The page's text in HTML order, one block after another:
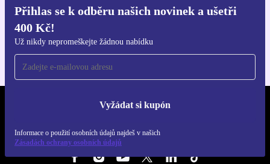
Přihlas se k odběru našich novinek a ušetři
400 Kč!
Už nikdy nepromeškejte žádnou nabídku
Vyžádat si kupón
Informace o použití osobních údajů najdeš v našich
Zásadách ochrany osobních údajů
Stáhni si aplikaci refurbed
REFURBED ČESKO - RETHINK NEW.
SLEDUJ NÁS